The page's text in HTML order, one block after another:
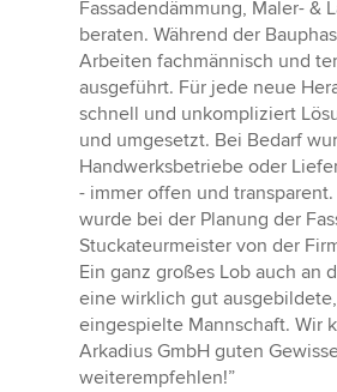
Fassadendämmung, Maler- &
beraten. Während der
Arbeiten fachmännisch und
ausgeführt. Für jede neue
schnell und unkompliziert
und umgesetzt. Bei Bedarf
Handwerksbetriebe oder
- immer offen und
wurde bei der Planung der
Stuckateurmeister von der
Ein ganz großes Lob auch an
eine wirklich gut
eingespielte Mannschaft. Wir
Arkadius GmbH guten
weiterempfehlen!”